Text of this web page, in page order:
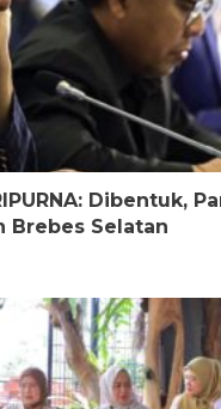
Dibentuk,
Brebes Selatan